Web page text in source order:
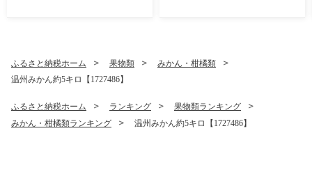
ふるさと納税ホーム 果物類
みかん・柑橘類
温州みかん約5キロ【1727486】
ふるさと納税ホーム ランキング
果物類ランキング
みかん・柑橘類ランキング
温州みかん約5キロ【1727486】